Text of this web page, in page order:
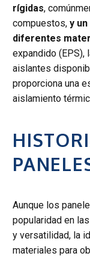
rígidas,
compuestos, y
diferentes
expandido (EPS),
aislantes
proporciona una
aislamiento
Aunque los
popularidad en
y versatilidad, la
materiales para